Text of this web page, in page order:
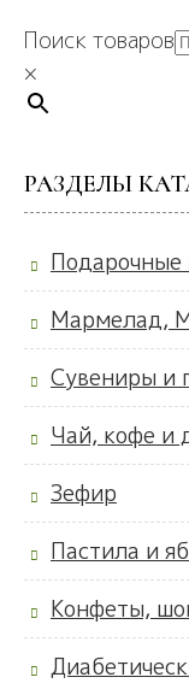
Поиск товаров
×
РАЗДЕЛЫ
Подарочные
Мармелад,
Сувениры и
Чай, кофе и
Зефир
Пастила и
Конфеты,